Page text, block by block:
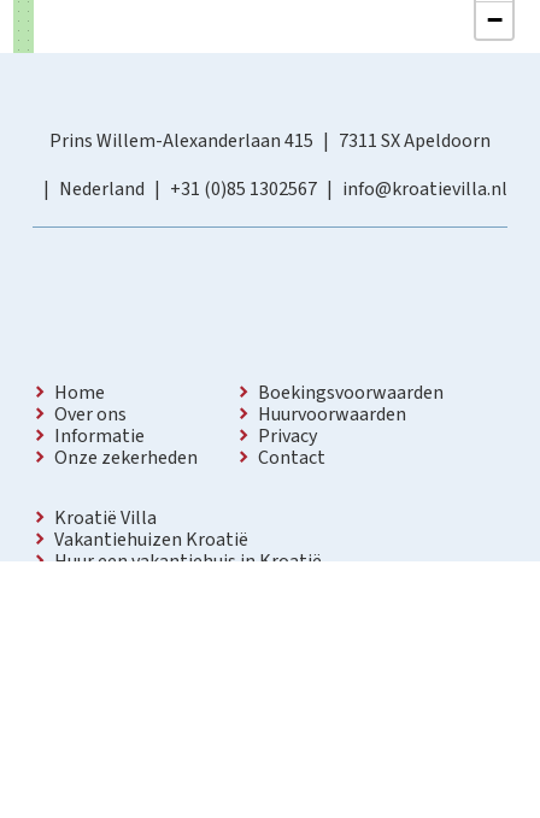
−
Prins Willem-Alexanderlaan 415
7311 SX Apeldoorn
Nederland
+31 (0)85 1302567 info@kroatievilla.nl
Home
Over ons
Informatie
Onze zekerheden
Boekingsvoorwaarden
Huurvoorwaarden
Privacy
Contact
Kroatië Villa
Vakantiehuizen Kroatië
Huur een vakantiehuis in Kroatië